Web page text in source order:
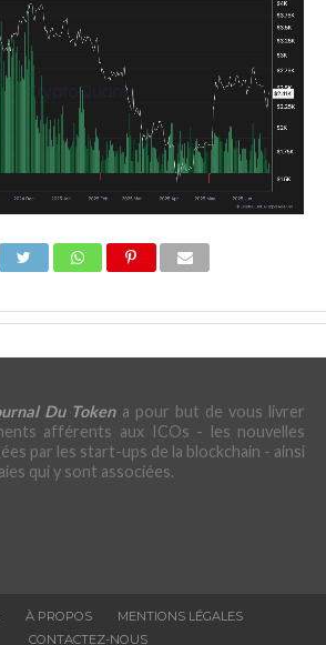
Du Tokena pour but de vous livrer
afférents aux ICOs - les nouvelles
par les start-ups de la blockchain - ainsi
qui y sont associées.
À PROPOS
MENTIONS LÉGALES
CONTACTEZ-NOUS